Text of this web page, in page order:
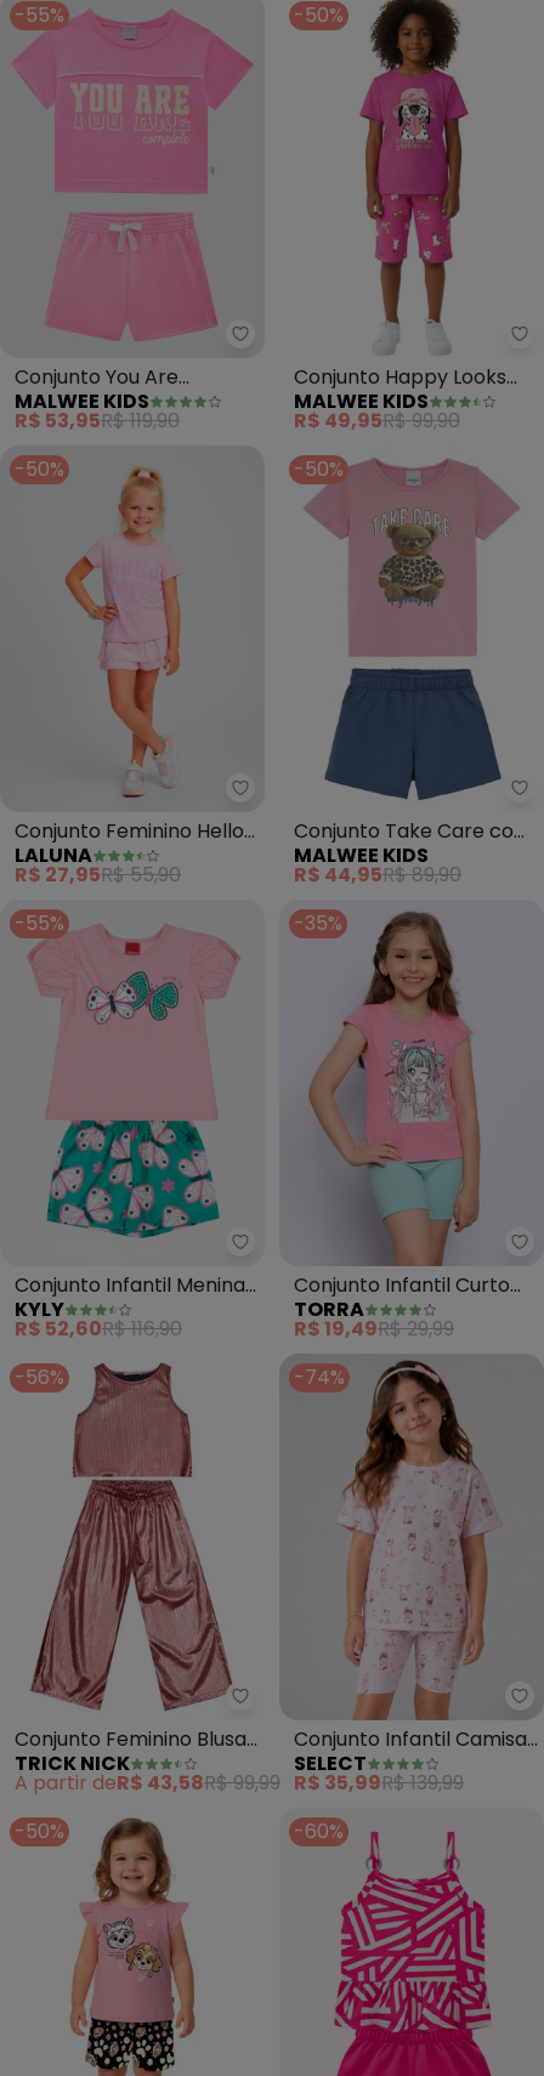
-55%
Malwee Kids - Conjunto You
Conjunto You Are
Complete (Rosa)
MALWEE KIDS
R$ 53,95R$ 119,90
-50%
Conjunto Happy Looks
Good On Me (Rosa)
MALWEE KIDS
R$ 49,95R$ 99,90
-50%
Laluna - Conjunto Feminino
Conjunto Feminino Hello
Happy Flores(Rosa
Bebê))
LALUNA
R$ 27,95R$ 55,90
-50%
Conjunto Take Care com
Ursinho (Rosa)
MALWEE KIDS
R$ 44,95R$ 89,90
-55%
Kyly - Conjunto Infantil Menina
Conjunto Infantil Menina
Borboletas (Rosa)
KYLY
R$ 52,60R$ 116,90
-35%
Conjunto Infantil Curto
Estampado (Rosa)
TORRA
R$ 19,49R$ 29,99
-56%
Trick Nick - Conjunto Feminino
Conjunto Feminino Blusa
com Pantacourt (Rosa)
TRICK NICK
A partir deR$ 43,58R$ 99,99
-74%
Conjunto Infantil Camisa
com Ciclista (Rosa)
SELECT
R$ 35,99R$ 139,99
-50%
-60%